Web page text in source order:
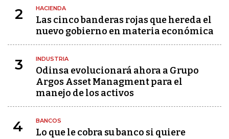
2 HACIENDA
Las cinco banderas rojas que hereda el
nuevo gobierno en materia económica
3 INDUSTRIA
Odinsa evolucionará ahora a Grupo
Argos Asset Managment para el
manejo de los activos
4 BANCOS
Lo que le cobra su banco si quiere